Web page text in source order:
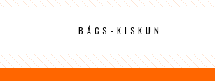
BÁCS-KISKUN